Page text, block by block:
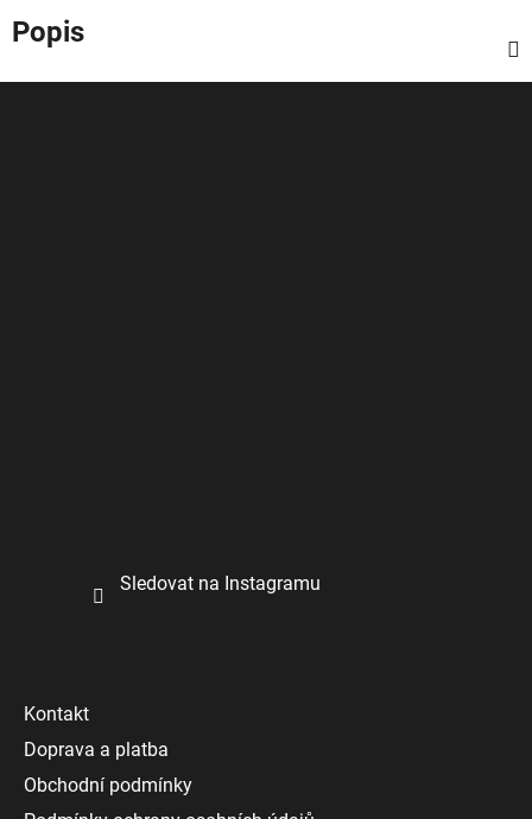
Popis
Sledovat na Instagramu
Kontakt
Doprava a platba
Obchodní podmínky